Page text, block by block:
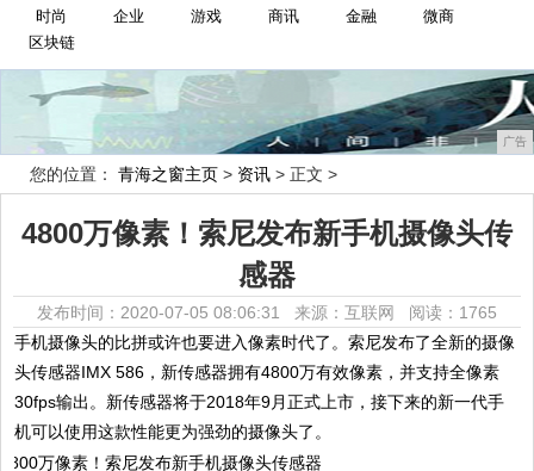
时尚
企业 游戏 商讯 金融
微商
区块链
广告
您的位置： 青海之窗主页 > 资讯 > 正文 >
4800万像素！索尼发布新手机摄像头传
感器
发布时间：2020-07-05 08:06:31 来源：互联网 阅读：1765
手机摄像头的比拼或许也要进入像素时代了。索尼发布了全新的摄像
头传感器IMX 586，新传感器拥有4800万有效像素，并支持全像素
30fps输出。新传感器将于2018年9月正式上市，接下来的新一代手
机可以使用这款性能更为强劲的摄像头了。